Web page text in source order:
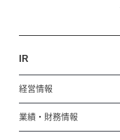
IR
経営情報
業績・財務情報